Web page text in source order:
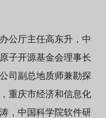
公厅主任高东升，中
子开源基金会理事长
司副总地质师兼勘探
重庆市经济和信息化
，中国科学院软件研